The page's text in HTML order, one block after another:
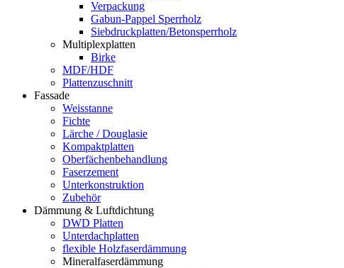
Verpackung
Gabun-Pappel Sperrholz
Siebdruckplatten/Betonsperrholz
Multiplexplatten
Birke
MDF/HDF
Plattenzuschnitt
Fassade
Weisstanne
Fichte
Lärche / Douglasie
Kompaktplatten
Oberfächenbehandlung
Faserzement
Unterkonstruktion
Zubehör
Dämmung & Luftdichtung
DWD Platten
Unterdachplatten
flexible Holzfaserdämmung
Mineralfaserdämmung